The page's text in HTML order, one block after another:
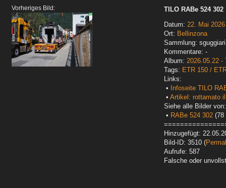
Vorheriges Bild:
TILO RABe 524 302
Datum: 22. Mai 2026
Ort: Bellinzona
Sammlung:
Kommentare: -
Album: 2026.05.22 -
Tags: ETR 150 /
Links:
•
Infoseite TILO
• Artikel: rottamato
Siehe alle Bilder von:
• RABe 524 302 (78
Hinzugefügt:
Bild-ID: 3510 (
Aufrufe: 587
Falsche oder